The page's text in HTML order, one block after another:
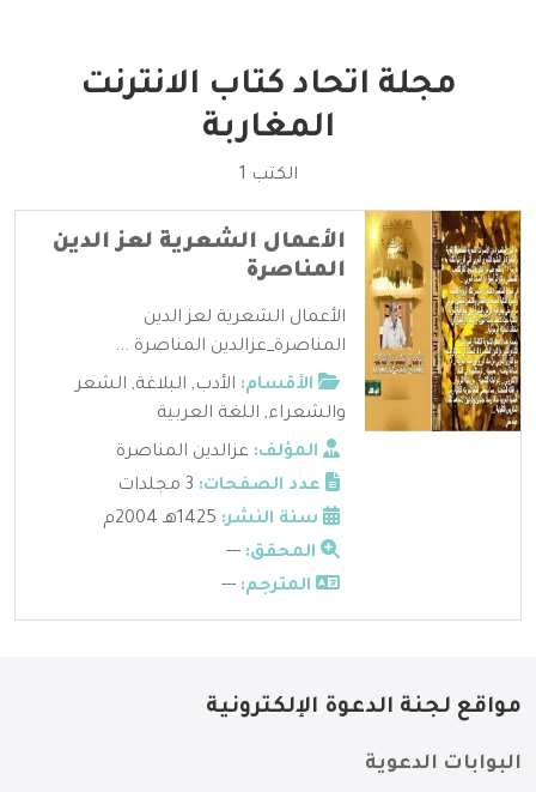
مجلة اتحاد كتاب الانترنت
المغاربة
الكتب 1
الأعمال الشعرية لعز الدين
المناصرة
الأعمال الشعرية لعز الدين
المناصرة_عزالدين المناصرة ...
الأقسام: الأدب, البلاغة, الشعر
والشعراء, اللغة العربية
المؤلف: عزالدين المناصرة
عدد الصفحات:
سنة النشر:
المحقق: ---
المترجم: ---
مواقع لجنة الدعوة الإلكترونية
البوابات الدعوية